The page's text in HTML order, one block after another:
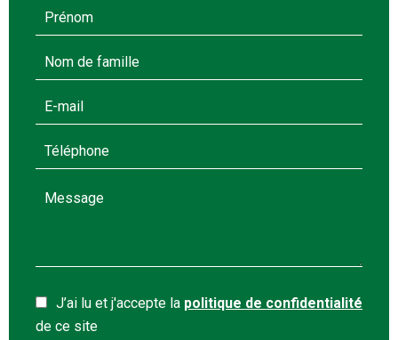
J’ai lu et j'accepte la politique de confidentialité
de ce site